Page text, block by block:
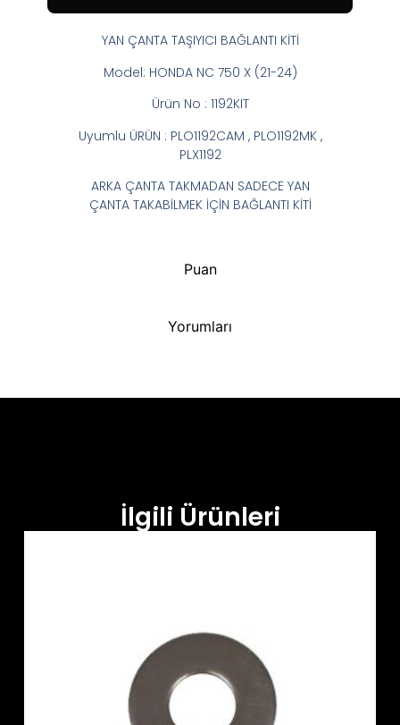
Puan
Yorumları
YAN ÇANTA TAŞIYICI BAĞLANTI KİTİ
Model: HONDA NC 750 X (21-24)
Ürün No : 1192KIT
Uyumlu ÜRÜN : PLO1192CAM , PLO1192MK ,
PLX1192
ARKA ÇANTA TAKMADAN SADECE YAN
ÇANTA TAKABİLMEK İÇİN BAĞLANTI KİTİ
İlgili Ürünleri